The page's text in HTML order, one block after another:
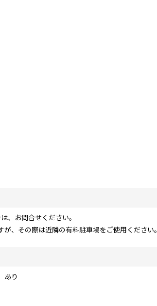
、お問合せください。
、その際は近隣の有料駐車場をご使用ください。
あり